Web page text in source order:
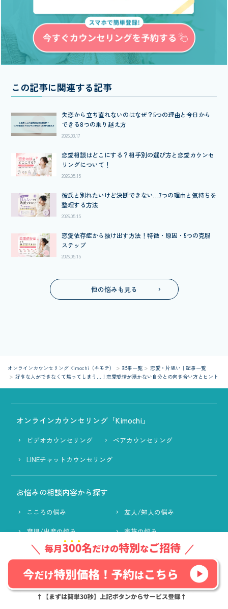
この記事に関連する記事
失恋から立ち直れないのはなぜ？5つの理由と今日から
できる8つの乗り越え方
2026.03.17
恋愛相談はどこにする？相手別の選び方と恋愛カウンセ
リングについて！
2026.05.15
彼氏と別れたいけど決断できない…7つの理由と気持ちを
整理する方法
2026.05.15
恋愛依存症から抜け出す方法！特徴・原因・5つの克服
ステップ
2026.05.15
他の悩みも見る
オンラインカウンセリング Kimochi（キモチ） 記事一覧
恋愛・片思い｜記事一覧
好きな人ができなくて焦ってしまう…！恋愛感情が湧かない自分との向き合い方とヒント
オンラインカウンセリング「Kimochi」
ビデオカウンセリング
ペアカウンセリング
LINEチャットカウンセリング
お悩みの相談内容から探す
こころの悩み
友人/知人の悩み
育児/出産の悩み
家族の悩み
恋愛の悩み
仕事の悩み
カウンセラーを探す
カウンセラーを検索する 人気カウンセラー